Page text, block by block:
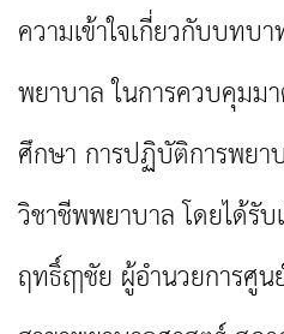
ความเข้าใจเกี่ยวกับบทบ
พยาบาล ในการควบคุมม
ศึกษา การปฏิบัติการพย
วิชาชีพพยาบาล โดยได้รั
ฤทธิ์ฤาชัย ผู้อำนวยการศู